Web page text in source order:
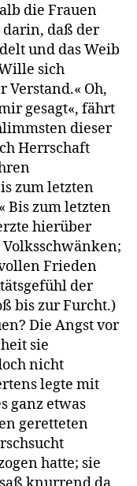
die Frauen
daß der
und das Weib
sich
Oh,
gesagt«, fährt
dieser
Herrschaft
zum letzten
Bis zum letzten
hierüber
Frieden
der
bis zur Furcht.)
Die Angst vor
sie
nicht
legte mit
ganz etwas
geretteten
hatte; sie